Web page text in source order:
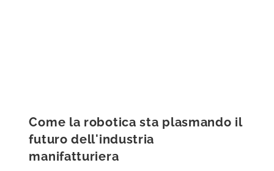
Come la robotica sta plasmando il
futuro dell'industria
manifatturiera